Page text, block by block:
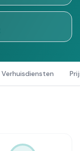
Verhuisdiensten